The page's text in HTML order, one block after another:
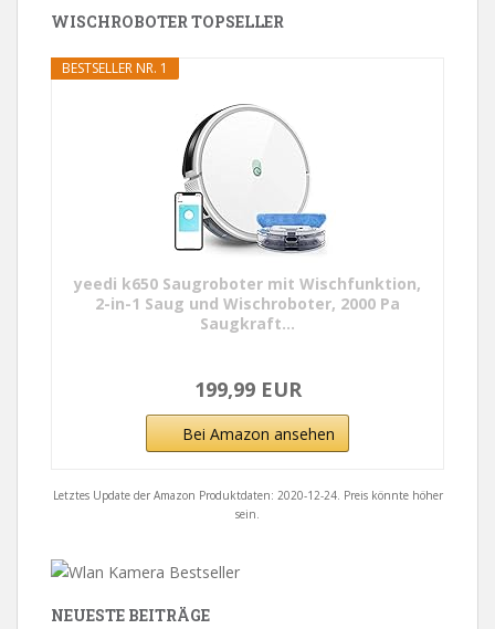
WISCHROBOTER TOPSELLER
BESTSELLER NR. 1
yeedi k650 Saugroboter mit Wischfunktion,
2-in-1 Saug und Wischroboter, 2000 Pa
Saugkraft...
199,99 EUR
Bei Amazon ansehen
Letztes Update der Amazon Produktdaten: 2020-12-24. Preis könnte höher
sein.
NEUESTE BEITRÄGE